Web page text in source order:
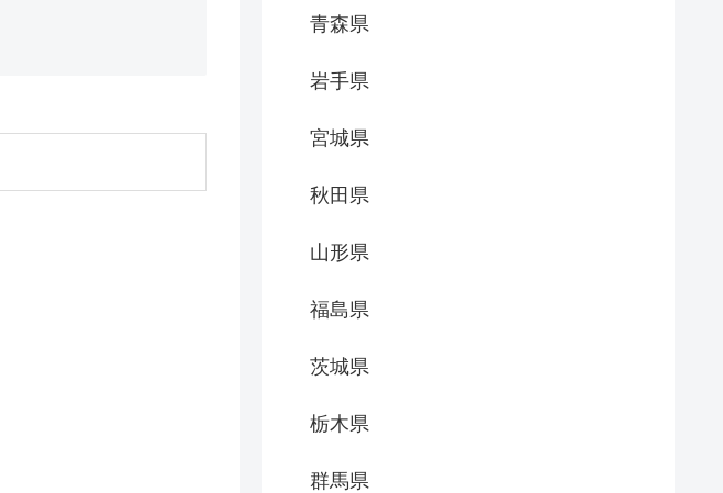
青森県
岩手県
宮城県
秋田県
山形県
福島県
茨城県
栃木県
群馬県